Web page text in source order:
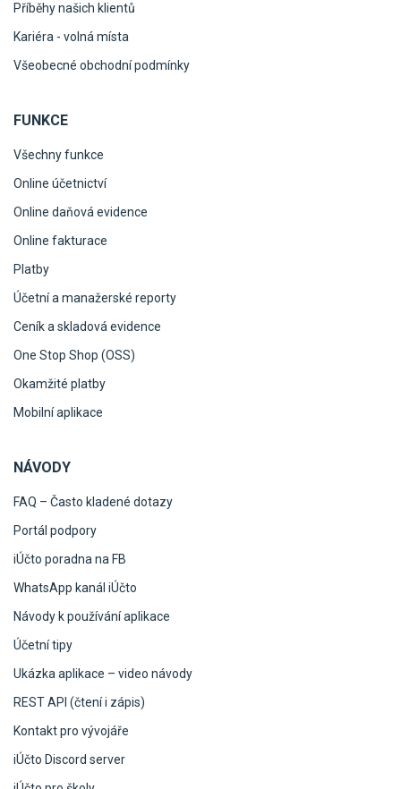
Příběhy našich klientů
Kariéra - volná místa
Všeobecné obchodní podmínky
FUNKCE
Všechny funkce
Online účetnictví
Online daňová evidence
Online fakturace
Platby
Účetní a manažerské reporty
Ceník a skladová evidence
One Stop Shop (OSS)
Okamžité platby
Mobilní aplikace
NÁVODY
FAQ – Často kladené dotazy
Portál podpory
iÚčto poradna na FB
WhatsApp kanál iÚčto
Návody k používání aplikace
Účetní tipy
Ukázka aplikace – video návody
REST API (čtení i zápis)
Kontakt pro vývojáře
iÚčto Discord server